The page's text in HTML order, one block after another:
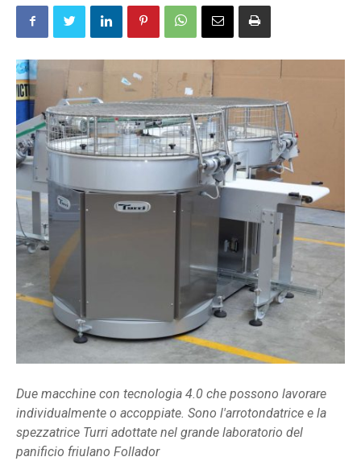
Due macchine con tecnologia 4.0 che possono lavorare
individualmente o accoppiate. Sono l'arrotondatrice e la
spezzatrice Turri adottate nel grande laboratorio del
panificio friulano Follador